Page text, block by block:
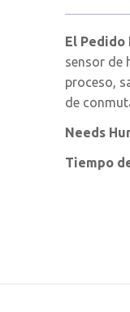
El Pedido
sensor de
proceso,
de
Needs
Tiempo